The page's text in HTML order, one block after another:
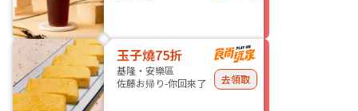
玉子燒75折
基隆・安樂區
佐藤お帰り-你回來了
去領取